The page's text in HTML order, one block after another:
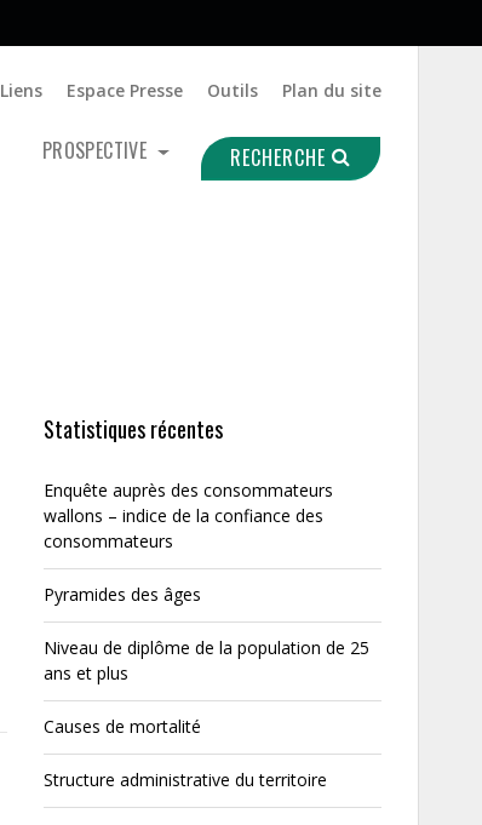
Liens Espace Presse Outils Plan du site
PROSPECTIVE RECHERCHE
Statistiques récentes
Enquête auprès des consommateurs
wallons – indice de la confiance des
consommateurs
Pyramides des âges
Niveau de diplôme de la population de 25
ans et plus
Causes de mortalité
Structure administrative du territoire